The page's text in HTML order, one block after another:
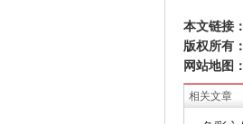
本文链接：
版权所有：
网站地图：
相关文章